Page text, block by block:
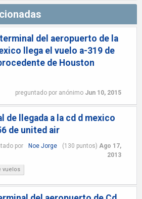
terminal del aeropuerto de la
llega el vuelo a-319 de
de Houston
preguntado por anónimo Jun 10, 2015
de llegada a la cd d mexico
de united air
por Noe Jorge (130 puntos) Ago 17,
2013
vuelos